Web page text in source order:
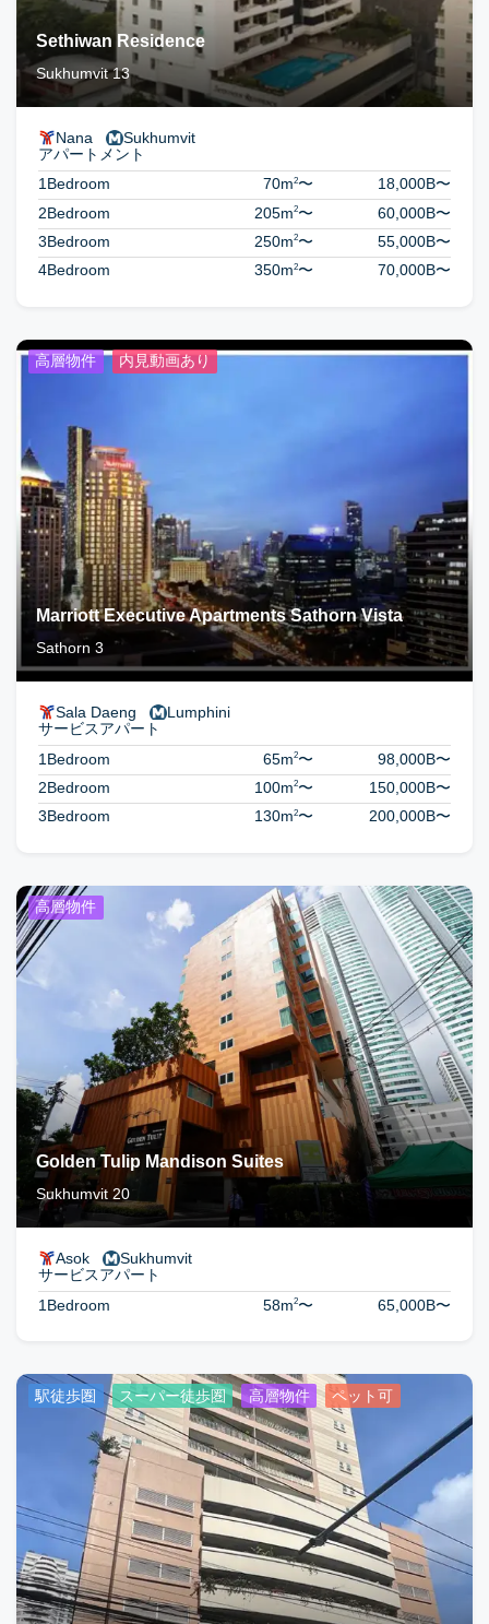
Sethiwan Residence
Sukhumvit 13
Nana Sukhumvit
アパートメント
1Bedroom
70m2〜 18,000B〜
2Bedroom
205m2〜 60,000B〜
3Bedroom
250m2〜 55,000B〜
4Bedroom
350m2〜 70,000B〜
高層物件 内見動画あり
Marriott Executive Apartments Sathorn Vista
Sathorn 3
Sala Daeng Lumphini
サービスアパート
1Bedroom
65m2〜 98,000B〜
2Bedroom
100m2〜 150,000B〜
3Bedroom
130m2〜 200,000B〜
高層物件
Golden Tulip Mandison Suites
Sukhumvit 20
Asok Sukhumvit
サービスアパート
1Bedroom
58m2〜 65,000B〜
駅徒歩圏 スーパー徒歩圏 高層物件 ペット可